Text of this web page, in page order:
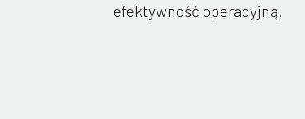
efektywność operacyjną.